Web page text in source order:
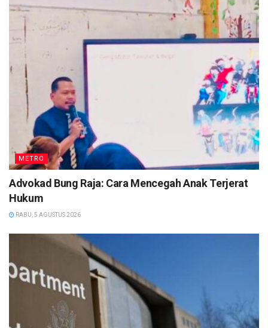
METRO
Advokad Bung Raja: Cara Mencegah Anak Terjerat
Hukum
RABU, 5 AGUSTUS 2026